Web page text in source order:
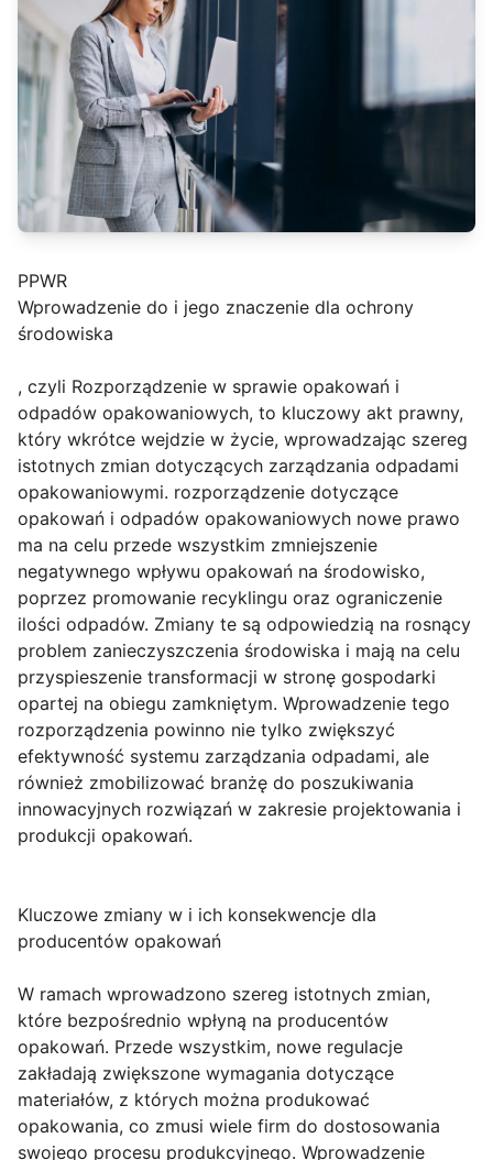
PPWR
Wprowadzenie do i jego znaczenie dla ochrony
środowiska
, czyli Rozporządzenie w sprawie opakowań i
odpadów opakowaniowych, to kluczowy akt prawny,
który wkrótce wejdzie w życie, wprowadzając szereg
istotnych zmian dotyczących zarządzania odpadami
opakowaniowymi. rozporządzenie dotyczące
opakowań i odpadów opakowaniowych nowe prawo
ma na celu przede wszystkim zmniejszenie
negatywnego wpływu opakowań na środowisko,
poprzez promowanie recyklingu oraz ograniczenie
ilości odpadów. Zmiany te są odpowiedzią na rosnący
problem zanieczyszczenia środowiska i mają na celu
przyspieszenie transformacji w stronę gospodarki
opartej na obiegu zamkniętym. Wprowadzenie tego
rozporządzenia powinno nie tylko zwiększyć
efektywność systemu zarządzania odpadami, ale
również zmobilizować branżę do poszukiwania
innowacyjnych rozwiązań w zakresie projektowania i
produkcji opakowań.
Kluczowe zmiany w i ich konsekwencje dla
producentów opakowań
W ramach wprowadzono szereg istotnych zmian,
które bezpośrednio wpłyną na producentów
opakowań. Przede wszystkim, nowe regulacje
zakładają zwiększone wymagania dotyczące
materiałów, z których można produkować
opakowania, co zmusi wiele firm do dostosowania
swojego procesu produkcyjnego. Wprowadzenie